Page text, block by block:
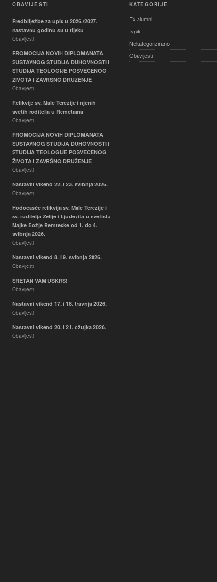
OBAVIJESTI
Predbilježbe za upis u 2026./2027.
nastavnu godinu su u tijeku
Obavijesti
PROMOCIJA NOVIH DIPLOMANATA
SUSTAVNOG STUDIJA DUHOVNOSTI I
STUDIJA TEOLOGIJE POSVEĆENOG
ŽIVOTA I ZAVRŠNO DRUŽENJE
Obavijesti
Relikvije sv. Male Terezije i njenih
svetih roditelja u Remetama
Obavijesti
PROMOCIJA NOVIH DIPLOMANATA
SUSTAVNOG STUDIJA DUHOVNOSTI I
STUDIJA TEOLOGIJE POSVEĆENOG
ŽIVOTA I ZAVRŠNO DRUŽENJE
Obavijesti
Nastavni vikend 22. i 23. svibnja 2026.
Obavijesti
Hodočašće relikvija sv. Male Terezije i
sv. roditelja Zelije i Ljudevita u svetištu
Majke Božje Remteske od 1. do 4.
svibnja 2026.
Obavijesti
Nastavni vikend 8. i 9. svibnja 2026.
Obavijesti
SRETAN VAM USKRS!
Obavijesti
Nastavni vikend 17. i 18. travnja 2026.
Obavijesti
Nastavni vikend 20. i 21. ožujka 2026.
Obavijesti
KATEGORIJE
Ex alumni
Ispiti
Nekategorizirano
Obavijesti